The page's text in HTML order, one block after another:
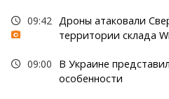
09:42 Дроны атаковали
территории склада
09:00
В Украине
особенности